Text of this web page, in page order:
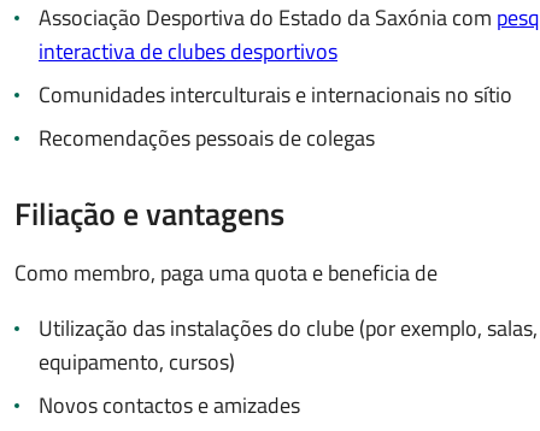
Associação Desportiva do Estado da Saxónia com
interactiva de clubes desportivos
Comunidades interculturais e internacionais no sítio
Recomendações pessoais de colegas
Filiação e vantagens
Como membro, paga uma quota e beneficia de
Utilização das instalações do clube (por exemplo, salas,
equipamento, cursos)
Novos contactos e amizades